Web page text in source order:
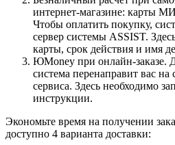
интернет-магазине: карты
Чтобы оплатить покупку,
сервер системы ASSIST.
карты, срок действия и имя
ЮMoney при онлайн-заказе.
система перенаправит вас
сервиса. Здесь необходимо
инструкции.
Экономьте время на получении
доступно 4 варианта доставки: